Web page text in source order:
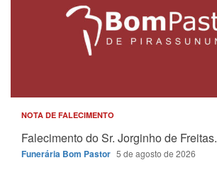
NOTA DE FALECIMENTO
Falecimento do Sr. Jorginho de Freitas.
Funerária Bom Pastor 5 de agosto de 2026